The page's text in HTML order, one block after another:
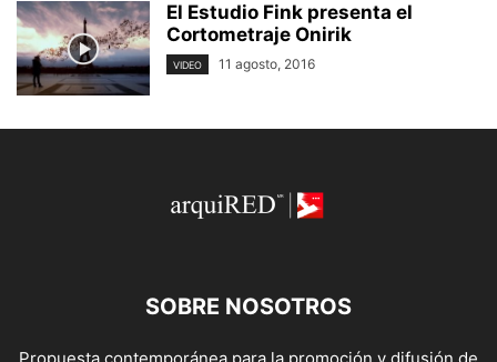
El Estudio Fink presenta el
Cortometraje Onirik
VIDEO 11 agosto, 2016
SOBRE NOSOTROS